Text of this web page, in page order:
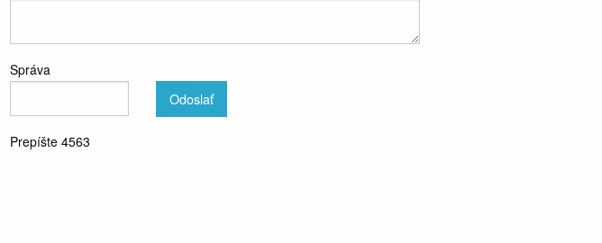
Správa
Prepíšte 4563
Odoslať